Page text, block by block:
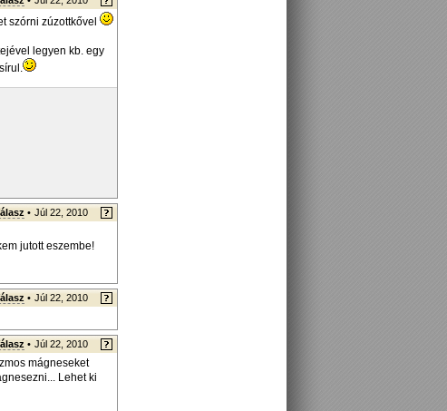
szórni zúzottkővel
legyen kb. egy
• Júl 22, 2010
jutott eszembe!
• Júl 22, 2010
• Júl 22, 2010
mágneseket
Lehet ki